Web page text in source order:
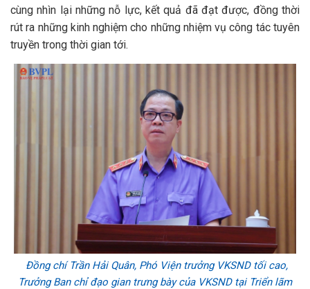
cùng nhìn lại những nỗ lực, kết quả đã đạt được, đồng thời
rút ra những kinh nghiệm cho những nhiệm vụ công tác tuyên
truyền trong thời gian tới.
Đồng chí Trần Hải Quân, Phó Viện trưởng VKSND tối cao,
Trưởng Ban chỉ đạo gian trưng bày của VKSND tại Triển lãm